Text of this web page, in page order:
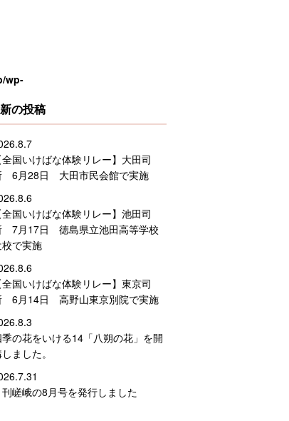
wp-
の投稿
全国いけばな体験リレー】大田司
6月28日 大田市民会館で実施
全国いけばな体験リレー】池田司
7月17日 徳島県立池田高等学校
で実施
全国いけばな体験リレー】東京司
6月14日 高野山東京別院で実施
季の花をいける14「八朔の花」を開
ました。
刊嵯峨の8月号を発行しました